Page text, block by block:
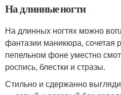
На длинные ногти
На длинных ногтях можно
фантазии маникюра, сочетая
пепельном фоне уместно
роспись, блестки и стразы.
Стильно и сдержанно